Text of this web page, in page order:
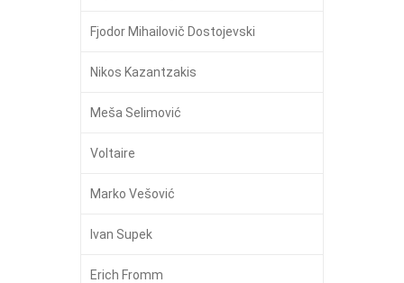
Fjodor Mihailovič Dostojevski
Nikos Kazantzakis
Meša Selimović
Voltaire
Marko Vešović
Ivan Supek
Erich Fromm